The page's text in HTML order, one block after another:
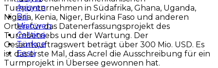
Ayisyen
Bai
Miaowen
Čeština
Türkçe
Eesti
Turmunternehmen in Südafrika, Ghana, Uganda,
Nigeria, Kenia, Niger, Burkina Faso und anderen
Orten für das Datenerfassungsprojekt des
Turmbetriebs und der Wartung. Der
Gesamtauftragswert beträgt über 300 Mio. USD. Es
ist das erste Mal, dass Acrel die Ausschreibung für ein
Turmprojekt in Übersee gewonnen hat.